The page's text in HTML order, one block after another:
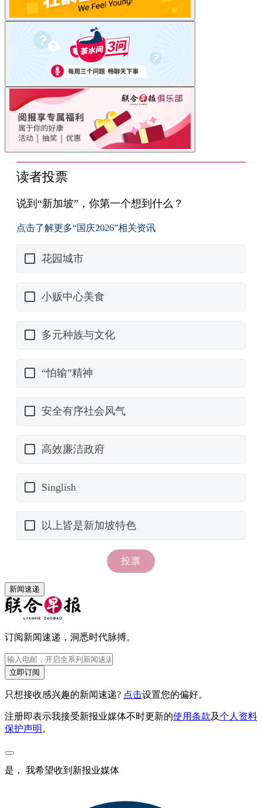
新闻速递
订阅新闻速递，洞悉时代脉搏。
立即订阅
只想接收感兴趣的新闻速递? 点击设置您的偏好。
注册即表示我接受新报业媒体不时更新的使用条款及个人资料
保护声明 。
是， 我希望收到新报业媒体